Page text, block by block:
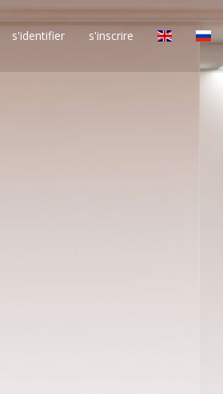
s'identifier s'inscrire